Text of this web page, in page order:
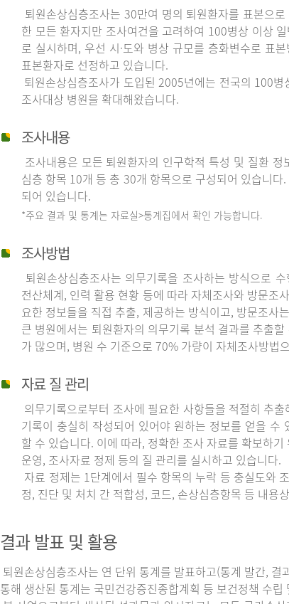
퇴원손상심층조사는 30만여 명의 퇴원환자를 표본으
한 모든 환자지만 조사여건을 고려하여 100병상 이상
로 실시하며, 우선 시·도와 병상 규모를 층화변수로 표
표본환자로 선정하고 있습니다.
퇴원손상심층조사가 도입된 2005년에는 전국의 100
조사대상 병원을 확대해왔습니다.
조사내용
조사내용은 모든 퇴원환자의 인구학적 특성 및 질환
심층 항목 10개 등 총 30개 항목으로 구성되어 있습니
되어 있습니다.
*주요 결과 및 통계는 자료실>통계집에서 확인 가능합니다.
조사방법
퇴원손상심층조사는 의무기록을 조사하는 방식으로
전산체계, 인력 활용 현황 등에 따라 자체조사와 방문조
요한 정보들을 직접 추출, 제공하는 방식이고, 방문조사
큰 병원에서는 퇴원환자의 의무기록 분석 결과를 추출
가 많으며, 병원 수 기준으로 70% 가량이 자체조사방법
자료 질 관리
의무기록으로부터 조사에 필요한 사항들을 적절히 추
기록이 충실히 작성되어 있어야 원하는 정보를 얻을
할 수 있습니다. 이에 따라, 정확한 조사 자료를 확보하
운영, 조사자료 정제 등의 질 관리를 실시하고 있습니다.
자료 정제는 1단계에서 필수 항목의 누락 등 충실도와
정, 진단 및 처치 간 적합성, 코드, 손상심층항목 등 내용
결과 발표 및 활용
퇴원손상심층조사는 연 단위 통계를 발표하고(통계 발간,
통해 생산된 통계는 국민건강증진종합계획 등 보건정책 수